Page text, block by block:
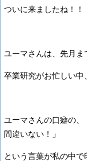
ついに来ましたね！！
ユーマさんは、先月ま
卒業研究がお忙しい中
ユーマさんの口癖の
間違いない！」
という言葉が私の中で